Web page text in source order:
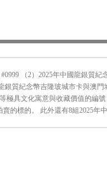
（2）2025年中國龍銀質
質紀念幣吉隆玻城市卡與澳
等極具文化寓意與收藏價值的
的標的。 此外還有8組2025